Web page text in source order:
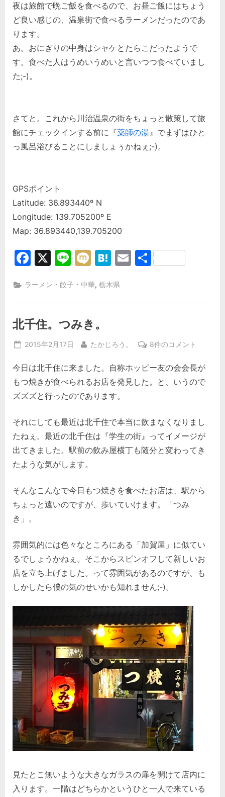
夜は旅館で晩ご飯を食べるので、お昼ご飯にはちょう
ど良い感じの、温泉街で食べるラーメンだったのであ
ります。
あ。おにぎりの中身はシャケとたらこだったようで
す。食べた人はうめいうめいと言いつつ食べていまし
た;-)。
さてと。これから川治温泉の街をちょっと散策して旅
館にチェックインする前に『薬師の湯』でまずはひと
っ風呂浴びることにしましょぅかねぇ;-)。
GPSポイント
Latitude: 36.893440º N
Longitude: 139.705200º E
Map: 36.893440,139.705200
Facebook
X LineMixiHatena
Email
共
ラーメン・餃子・中華,栃木県
北千住。つみき。
Posted
2015年2月17日 By
たかじろう。
北
住。
の
8件のコメント
今日は北千住に来ました。自称ホッピー友の会会長が
もつ焼きが食べられるお店を発見した。と、いうので
ズズズと行ったのであります。
それにしても最近は北千住で本当に飲まなくなりまし
たねぇ。最近の北千住は『学生の街』ってイメージが
出てきました。駅前の飲み屋横丁も随分と変わってき
たような気がします。
そんなこんなで今日もつ焼きを食べたお店は、駅から
ちょっと遠いのですが、歩いていけます。「つみ
き」。
雰囲気的には色々なところにある「加賀屋」に似てい
るでしょうかねぇ。そこからスピンオフして新しいお
店を立ち上げました。って雰囲気があるのですが、も
しかしたら僕の気のせいかも知れません;-)。
見たとこ無いような大きなガラスの扉を開けて店内に
入ります。一階はどちらかというひと一人で来ている